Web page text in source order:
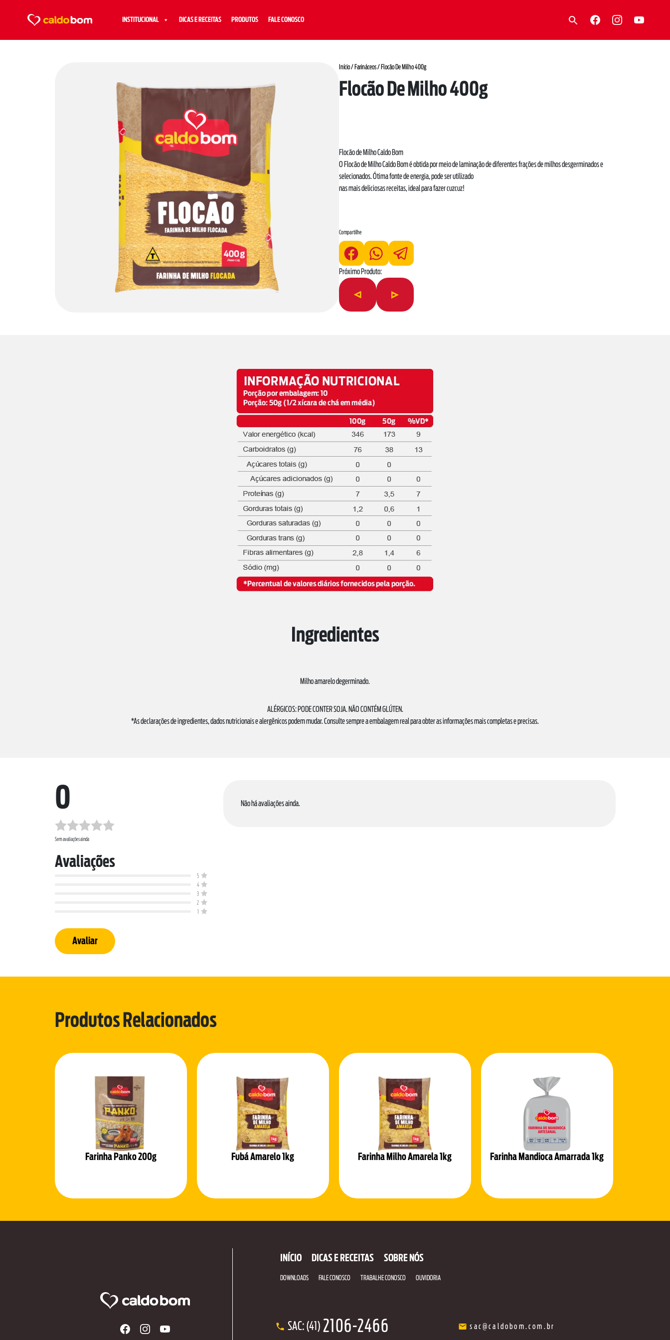
INSTITUCIONAL DICAS E RECEITAS PRODUTOS FALE CONOSCO
Início/ Farináceos/ Flocão De Milho 400g
Flocão De Milho 400g
Flocão de Milho Caldo Bom
O Flocão de Milho Caldo Bom é obtida por meio de laminação de diferentes frações de milhos desgerminados e
selecionados. Ótima fonte de energia, pode ser utilizado
nas mais deliciosas receitas, ideal para fazer cuzcuz!
Compartilhe
Próximo Produto:
Ingredientes
Milho amarelo degerminado.
ALÉRGICOS: PODE CONTER SOJA. NÃO CONTÉM GLÚTEN.
*As declarações de ingredientes, dados nutricionais e alergênicos podem mudar. Consulte sempre a embalagem real para obter as informações mais completas e precisas.
0
Sem avaliações ainda
Avaliações
5
4
3
2
1
Avaliar
Não há avaliações ainda.
Produtos Relacionados
Farinha Panko 200g Fubá Amarelo 1kg Farinha Milho Amarela 1kg Farinha Mandioca Amarrada 1kg
INÍCIO DICAS E RECEITAS SOBRE NÓS
DOWNLOADS FALE CONOSCO TRABALHE CONOSCO OUVIDORIA
SAC: (41) 2106-2466 sac@caldobom.com.br